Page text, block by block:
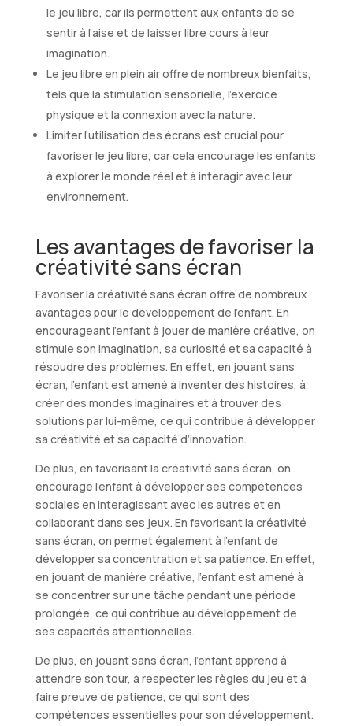
le jeu libre, car ils permettent aux enfants de se
sentir à l’aise et de laisser libre cours à leur
imagination.
Le jeu libre en plein air offre de nombreux bienfaits,
tels que la stimulation sensorielle, l’exercice
physique et la connexion avec la nature.
Limiter l’utilisation des écrans est crucial pour
favoriser le jeu libre, car cela encourage les enfants
à explorer le monde réel et à interagir avec leur
environnement.
Les avantages de favoriser la
créativité sans écran
Favoriser la créativité sans écran offre de nombreux
avantages pour le développement de l’enfant. En
encourageant l’enfant à jouer de manière créative, on
stimule son imagination, sa curiosité et sa capacité à
résoudre des problèmes. En effet, en jouant sans
écran, l’enfant est amené à inventer des histoires, à
créer des mondes imaginaires et à trouver des
solutions par lui-même, ce qui contribue à développer
sa créativité et sa capacité d’innovation.
De plus, en favorisant la créativité sans écran, on
encourage l’enfant à développer ses compétences
sociales en interagissant avec les autres et en
collaborant dans ses jeux. En favorisant la créativité
sans écran, on permet également à l’enfant de
développer sa concentration et sa patience. En effet,
en jouant de manière créative, l’enfant est amené à
se concentrer sur une tâche pendant une période
prolongée, ce qui contribue au développement de
ses capacités attentionnelles.
De plus, en jouant sans écran, l’enfant apprend à
attendre son tour, à respecter les règles du jeu et à
faire preuve de patience, ce qui sont des
compétences essentielles pour son développement.